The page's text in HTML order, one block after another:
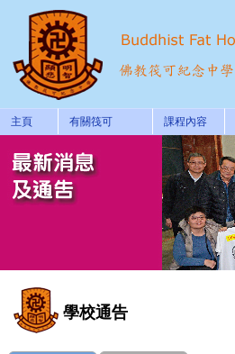
主頁 有關筏可 課程內容
學校通告